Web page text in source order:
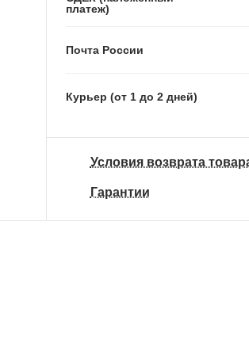
платеж)
Почта России
Курьер (от 1 до 2 дней)
Условия возврата
Гарантии